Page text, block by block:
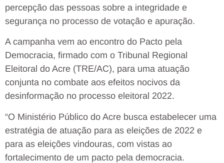
percepção das pessoas sobre a integridade e
segurança no processo de votação e apuração.
A campanha vem ao encontro do Pacto pela
Democracia, firmado com o Tribunal Regional
Eleitoral do Acre (TRE/AC), para uma atuação
conjunta no combate aos efeitos nocivos da
desinformação no processo eleitoral 2022.
“O Ministério Público do Acre busca estabelecer uma
estratégia de atuação para as eleições de 2022 e
para as eleições vindouras, com vistas ao
fortalecimento de um pacto pela democracia.